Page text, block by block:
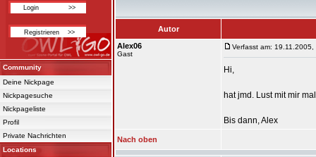
Community
Deine Nickpage
Nickpagesuche
Nickpageliste
Profil
Private Nachrichten
Locations
Autor
Alex06
Gast
Verfasst am: 19.11.2005,
Hi,
hat jmd. Lust mit mir
Bis dann, Alex
Nach oben